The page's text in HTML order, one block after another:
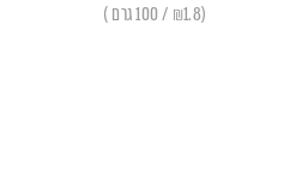
(₪1.8 / 100 גרם )